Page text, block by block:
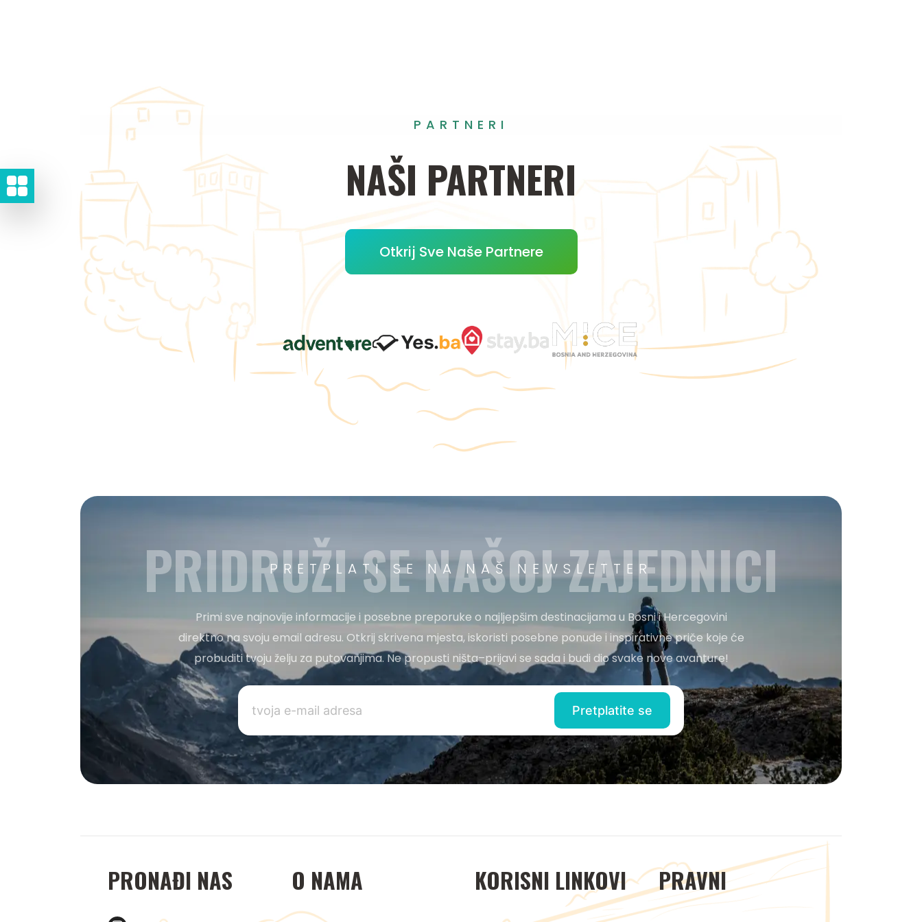
PARTNERI
NAŠI PARTNERI
Otkrij Sve Naše Partnere
PRETPLATI SE NA NAŠ NEWSLETTER
PRIDRUŽI SE NAŠOJ ZAJEDNICI
Primi sve najnovije informacije i posebne preporuke o najljepšim destinacijama u Bosni i Hercegovini
direktno na svoju email adresu. Otkrij skrivena mjesta, iskoristi posebne ponude i inspirativne priče koje će
probuditi tvoju želju za putovanjima. Ne propusti ništa–prijavi se sada i budi dio svake nove avanture!
PRONAĐI NAS O NAMA KORISNI LINKOVI PRAVNI